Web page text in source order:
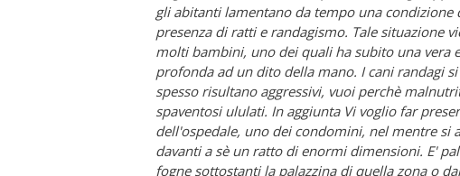
gli abitanti lamentano da tempo una
presenza di ratti e randagismo. Tale situazione
molti bambini, uno dei quali ha subito una vera
profonda ad un dito della mano. I cani randagi
spesso risultano aggressivi, vuoi perchè
spaventosi ululati. In aggiunta Vi voglio far
dell'ospedale, uno dei condomini, nel mentre si
davanti a sè un ratto di enormi dimensioni. E'
fogne sottostanti la palazzina di quella zona o